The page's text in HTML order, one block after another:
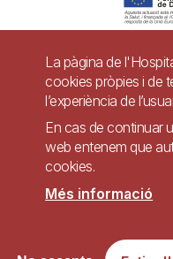
Pie
página
Accessibilitat
Lloc web accessible de
La pàgina de
cookies pròpies i de
l’experiència de
En cas de continuar
web entenem que
cookies.
Més informació